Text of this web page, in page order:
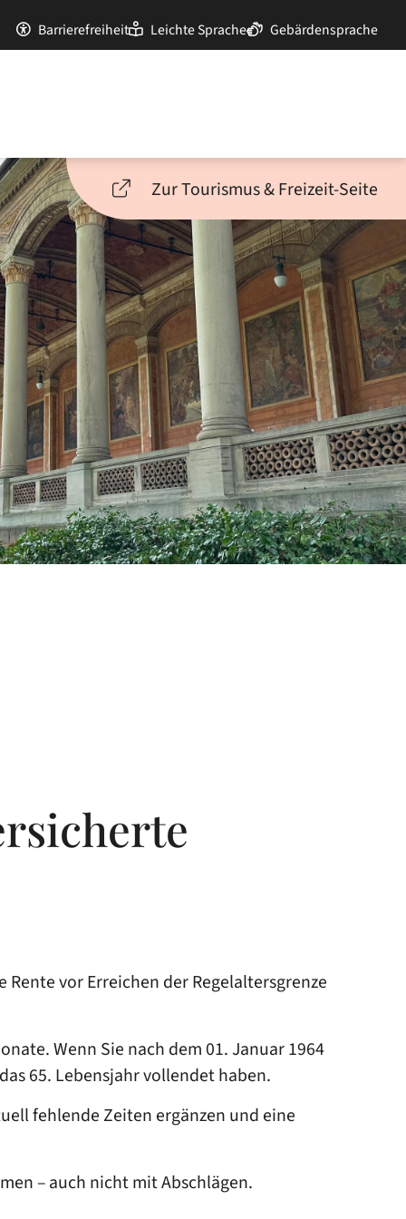
Barrierefreiheit Leichte Sprache Gebärdensprache
Zur Tourismus & Freizeit-Seite
vor Erreichen der Regelaltersgrenze
Wenn Sie nach dem 01. Januar 1964
65. Lebensjahr vollendet haben.
fehlende Zeiten ergänzen und eine
– auch nicht mit Abschlägen.